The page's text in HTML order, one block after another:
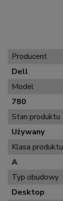
Producent
Dell
Model
780
Stan produktu
Używany
Klasa produktu
A
Typ obudowy
Desktop